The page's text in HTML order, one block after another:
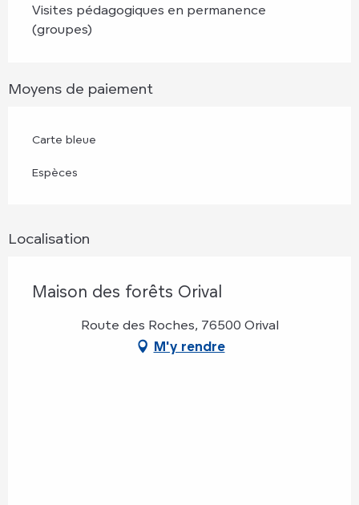
Visites pédagogiques en permanence
(groupes)
Moyens de paiement
Carte bleue
Espèces
Localisation
Maison des forêts Orival
Route des Roches, 76500 Orival
M'y rendre